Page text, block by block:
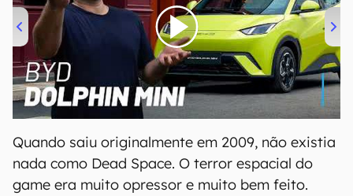
00:00/04:07
Quando saiu originalmente em 2009, não existia
nada como Dead Space. O terror espacial do
game era muito opressor e muito bem feito.